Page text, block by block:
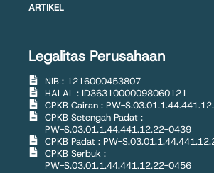
ARTIKEL
Legalitas Perusahaan
NIB : 1216000453807
HALAL : ID36310000098060121
CPKB Cairan : PW-
CPKB Setengah Padat :
PW-S.03.01.1.44.441.12.22-0439
CPKB Padat : PW-
CPKB Serbuk :
PW-S.03.01.1.44.441.12.22-0456